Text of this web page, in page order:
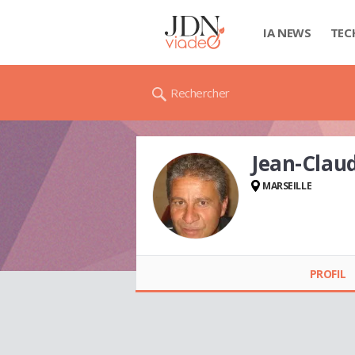
IA NEWS
Rechercher
CLAPIER
Jean-
MARSEILLE
PROFIL